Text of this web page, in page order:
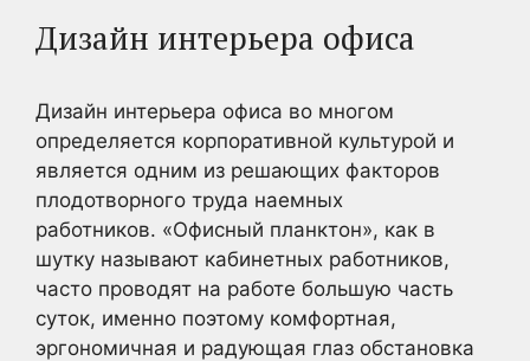
Дизайн интерьера офиса
Дизайн интерьера офиса во многом
определяется корпоративной культурой и
является одним из решающих факторов
плодотворного труда наемных
работников. «Офисный планктон», как в
шутку называют кабинетных работников,
часто проводят на работе большую часть
суток, именно поэтому комфортная,
эргономичная и радующая глаз обстановка